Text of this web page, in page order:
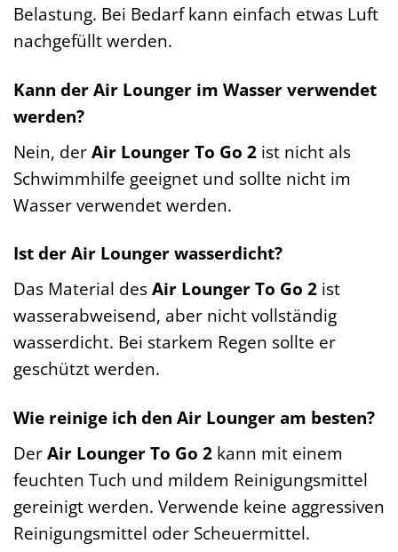
Belastung. Bei Bedarf kann einfach etwas Luft
nachgefüllt werden.
Kann der Air Lounger im Wasser verwendet
werden?
Nein, derAir Lounger To Go 2 ist nicht als
Schwimmhilfe geeignet und sollte nicht im
Wasser verwendet werden.
Ist der Air Lounger wasserdicht?
Das Material desAir Lounger To Go 2 ist
wasserabweisend, aber nicht vollständig
wasserdicht. Bei starkem Regen sollte er
geschützt werden.
Wie reinige ich den Air Lounger am besten?
DerAir Lounger To Go 2 kann mit einem
feuchten Tuch und mildem Reinigungsmittel
gereinigt werden. Verwende keine aggressiven
Reinigungsmittel oder Scheuermittel.